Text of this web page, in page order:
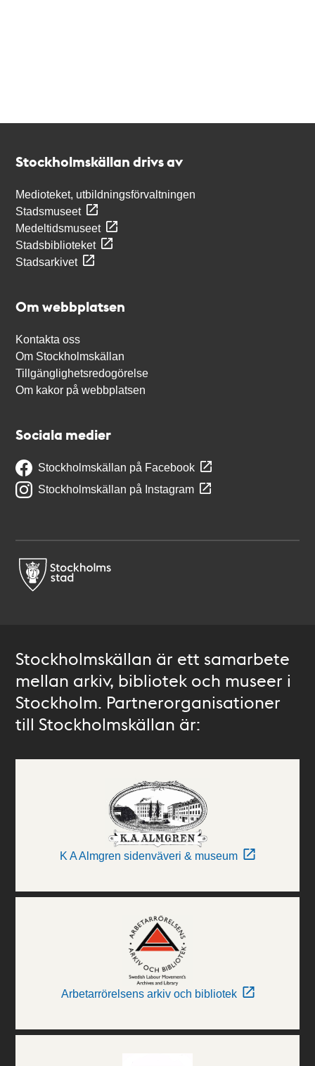
Stockholmskällan drivs av
Medioteket, utbildningsförvaltningen
Stadsmuseet
Medeltidsmuseet
Stadsbiblioteket
Stadsarkivet
Om webbplatsen
Kontakta oss
Om Stockholmskällan
Tillgänglighetsredogörelse
Om kakor på webbplatsen
Sociala medier
Stockholmskällan på Facebook
Stockholmskällan på Instagram
Stockholmskällan är ett samarbete
mellan arkiv, bibliotek och museer i
Stockholm. Partnerorganisationer
till Stockholmskällan är:
K A Almgren sidenväveri & museum
Arbetarrörelsens arkiv och bibliotek